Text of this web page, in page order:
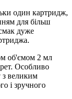
один картридж,
для більш
дуже
об'ємом 2 мл
Особливо
з великим
і зручного